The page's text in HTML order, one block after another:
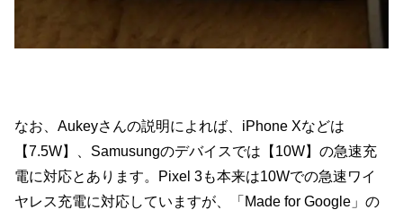
なお、Aukeyさんの説明によれば、iPhone Xなどは
【7.5W】、Samusungのデバイスでは【10W】の急速充
電に対応とあります。Pixel 3も本来は10Wでの急速ワイ
ヤレス充電に対応していますが、「Made for Google」の